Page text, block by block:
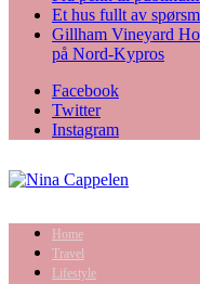
Et hus fullt av
Gillham Vineyard
på Nord-Kypros
Facebook
Twitter
Instagram
Home
Travel
Lifestyle